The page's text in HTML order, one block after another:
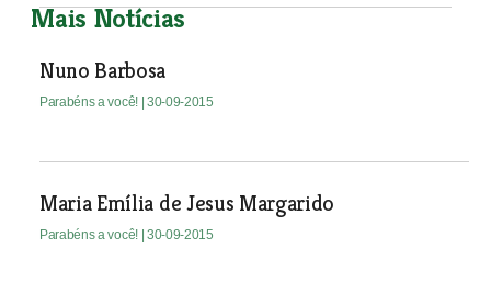
Mais Notícias
Nuno Barbosa
Parabéns a você! | 30-09-2015
Maria Emília de Jesus Margarido
Parabéns a você! | 30-09-2015